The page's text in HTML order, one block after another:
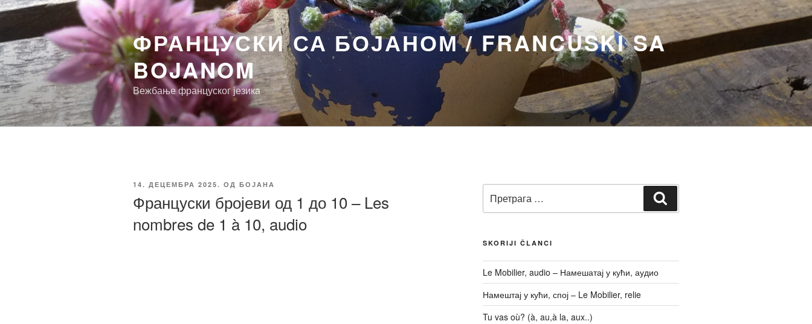
Скочи
на
садржај
ФРАНЦУСКИ СА БОЈАНОМ / FRANCUSKI SA
BOJANOM
Вежбање француског језика
ОБЈАВЉЕНО
14. ДЕЦЕМБРА 2025. ОД БОЈАНА
Француски бројеви од 1 до 10 – Les
nombres de 1 à 10, audio
за:
SKORIJI ČLANCI
Le Mobilier, audio – Намешатај у кући, аудио
Намештај у кући, спој – Le Mobilier, relie
Tu vas où? (à, au,à la, aux..)